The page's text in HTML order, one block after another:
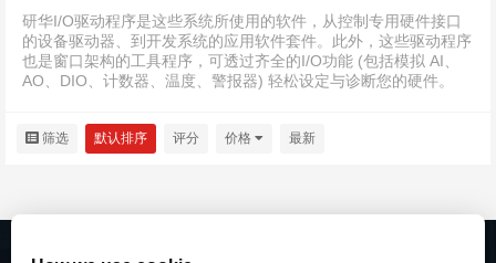
研华I/O驱动程序是这些系统所使用的软件，从控制专用硬件接口
的设备驱动器、到开发系统的应用软件套件。此外，这些驱动程序
也是窗口架构的工具程序，可透过齐全的I/O功能 (包括模拟 AI、
AO、DIO、计数器、温度、警报器) 轻松设定与诊断您的硬件。
筛选 默认排序 评分 价格 最新